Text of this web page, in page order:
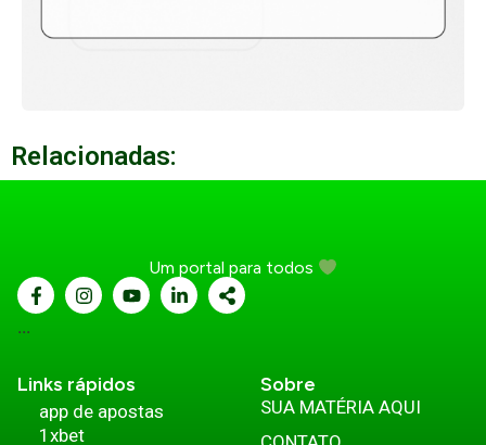
Relacionadas:
Um portal para todos
...
Links rápidos
app de apostas
1xbet
Sobre
SUA MATÉRIA AQUI